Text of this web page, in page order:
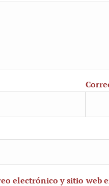
electrónico y sitio web